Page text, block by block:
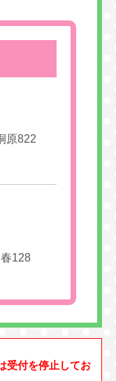
原822
128
受付を停止してお